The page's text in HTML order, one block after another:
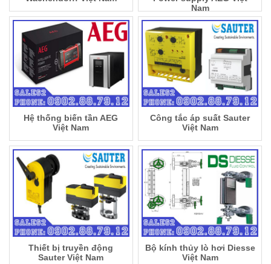
Nam
Hệ thống biến tần AEG
Việt Nam
Công tắc áp suất Sauter
Việt Nam
Thiết bị truyền động
Sauter Việt Nam
Bộ kính thủy lò hơi Diesse
Việt Nam